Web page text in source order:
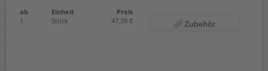
ab Einheit
Preis
1
Stück 47,39 € Zubehör